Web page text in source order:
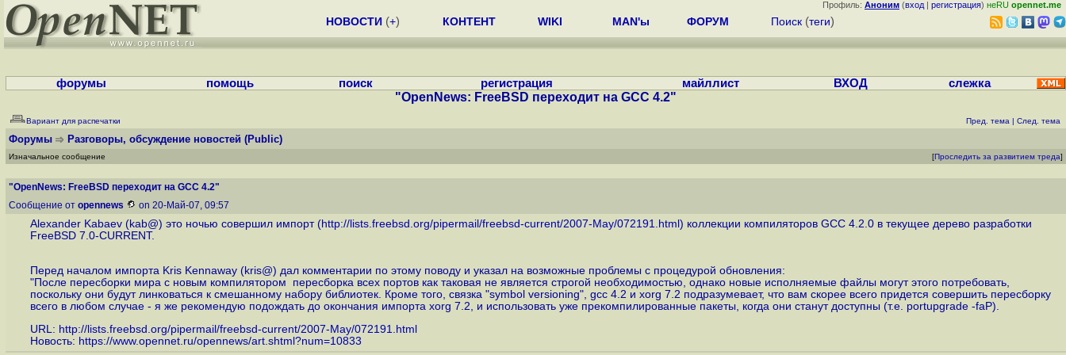
Профиль: Аноним (вход | регистрация) неRU opennet.me
НОВОСТИ (+) КОНТЕНТ WIKI MAN'ы ФОРУМ Поиск (теги)
форумы помощь поиск регистрация майллист ВХОД слежка
"OpenNews: FreeBSD переходит на GCC 4.2"
Вариант для распечатки Пред. тема | След. тема
Форумы Разговоры, обсуждение новостей (Public)
Изначальное сообщение [Проследить за развитием треда]
"OpenNews: FreeBSD переходит на GCC 4.2"
Сообщение от opennews on 20-Май-07, 09:57
Alexander Kabaev (kab@) это ночью совершил импорт (http://lists.freebsd.org/pipermail/freebsd-current/2007-May/072191.html ) коллекции компиляторов GCC 4.2.0 в текущее дерево разработки
FreeBSD 7.0-CURRENT.
Перед началом импорта Kris Kennaway (kris@) дал комментарии по этому поводу и указал на возможные проблемы с процедурой обновления:
"После пересборки мира с новым компилятором пересборка всех портов как таковая не является строгой необходимостью, однако новые исполняемые файлы могут этого потребовать,
поскольку они будут линковаться к смешанному набору библиотек. Кроме того, связка "symbol versioning", gcc 4.2 и xorg 7.2 подразумевает, что вам скорее всего придется совершить пересборку
всего в любом случае - я же рекомендую подождать до окончания импорта xorg 7.2, и использовать уже прекомпилированные пакеты, когда они станут доступны (т.е. portupgrade -faP).
URL: http://lists.freebsd.org/pipermail/freebsd-current/2007-May/072191.html
Новость: https://www.opennet.ru/opennews/art.shtml?num=10833